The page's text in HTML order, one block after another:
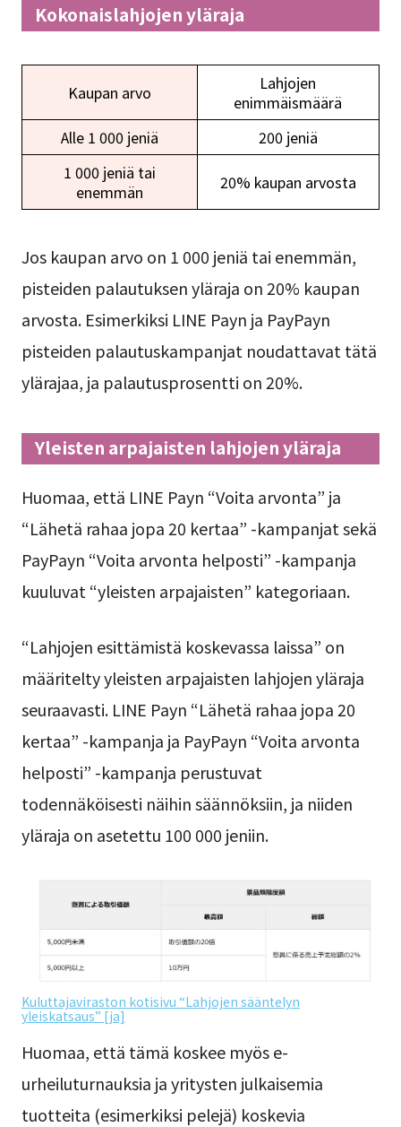
Kokonaislahjojen yläraja
Kaupan arvo
Lahjojen
enimmäismäärä
Alle 1 000 jeniä
200 jeniä
1 000 jeniä tai
enemmän
20% kaupan arvosta
Jos kaupan arvo on 1 000 jeniä tai enemmän,
pisteiden palautuksen yläraja on 20% kaupan
arvosta. Esimerkiksi LINE Payn ja PayPayn
pisteiden palautuskampanjat noudattavat tätä
ylärajaa, ja palautusprosentti on 20%.
Yleisten arpajaisten lahjojen yläraja
Huomaa, että LINE Payn “Voita arvonta” ja
“Lähetä rahaa jopa 20 kertaa” -kampanjat sekä
PayPayn “Voita arvonta helposti” -kampanja
kuuluvat “yleisten arpajaisten” kategoriaan.
“Lahjojen esittämistä koskevassa laissa” on
määritelty yleisten arpajaisten lahjojen yläraja
seuraavasti. LINE Payn “Lähetä rahaa jopa 20
kertaa” -kampanja ja PayPayn “Voita arvonta
helposti” -kampanja perustuvat
todennäköisesti näihin säännöksiin, ja niiden
yläraja on asetettu 100 000 jeniin.
Kuluttajaviraston kotisivu “Lahjojen sääntelyn
yleiskatsaus” [ja]
Huomaa, että tämä koskee myös e-
urheiluturnauksia ja yritysten julkaisemia
tuotteita (esimerkiksi pelejä) koskevia